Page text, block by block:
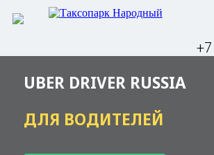
UBER DRIVER RUSSIA
ДЛЯ ВОДИТЕЛЕЙ